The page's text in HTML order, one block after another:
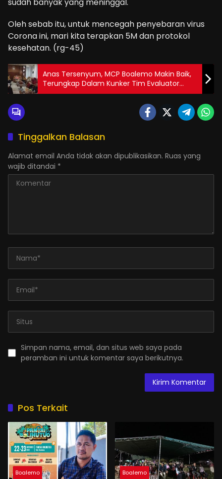
sudah banyak yang meninggal.
Oleh sebab itu, untuk mencegah penyebaran virus
Corona ini, mari kita terapkan 5M dan protokol
kesehatan. (rg-45)
Anas Tersenyum, MCP Boalemo Makin Baik,
Terungkap Dalam Kunker Tim Evaluator
SAKIP & TLHE
Tinggalkan Balasan
Alamat email Anda tidak akan dipublikasikan. Ruas yang
wajib ditandai *
Simpan nama, email, dan situs web saya pada
peramban ini untuk komentar saya berikutnya.
Pos Terkait
Boalemo Boalemo